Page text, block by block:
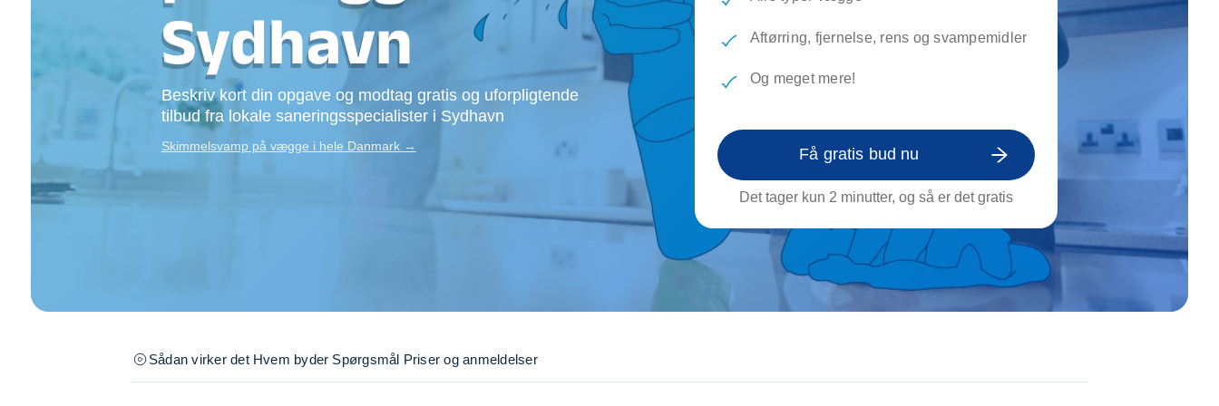
Opsætning af skillevæg
Rengøring
Tømrer
Træfældning
Transport af genstande
Tunge løft
TV installation og opsætning
Underholdning
Vinduespudsning VVS
Se alle...
Sydhavn
Beskriv kort din opgave og modtag gratis og uforpligtende
tilbud fra lokale saneringsspecialister i Sydhavn
Skimmelsvamp på vægge i hele Danmark →
Aftørring, fjernelse, rens og svampemidler
Og meget mere!
Få gratis bud nu
Det tager kun 2 minutter, og så er det gratis
Sådan virker det Hvem byder Spørgsmål Priser og anmeldelser